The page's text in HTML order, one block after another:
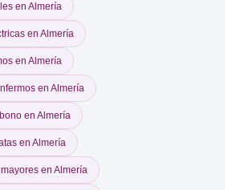
en Almería
en Almería
en Almería
en Almería
en Almería
en Almería
en Almería